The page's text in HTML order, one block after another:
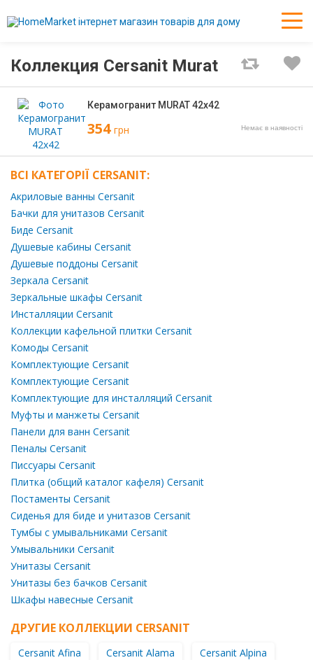
Коллекция Cersanit Murat
Керамогранит MURAT 42х42
354 грн Немає в наявності
ВСІ КАТЕГОРІЇ CERSANIT:
Акриловые ванны Cersanit
Бачки для унитазов Cersanit
Биде Cersanit
Душевые кабины Cersanit
Душевые поддоны Cersanit
Зеркала Cersanit
Зеркальные шкафы Cersanit
Инсталляции Cersanit
Коллекции кафельной плитки Cersanit
Комоды Cersanit
Комплектующие Cersanit
Комплектующие Cersanit
Комплектующие для инсталляций Cersanit
Муфты и манжеты Cersanit
Панели для ванн Cersanit
Пеналы Cersanit
Писсуары Cersanit
Плитка (общий каталог кафеля) Cersanit
Постаменты Cersanit
Сиденья для биде и унитазов Cersanit
Тумбы с умывальниками Cersanit
Умывальники Cersanit
Унитазы Cersanit
Унитазы без бачков Cersanit
Шкафы навесные Cersanit
ДРУГИЕ КОЛЛЕКЦИИ CERSANIT
Cersanit Afina Cersanit Alama Cersanit Alpina